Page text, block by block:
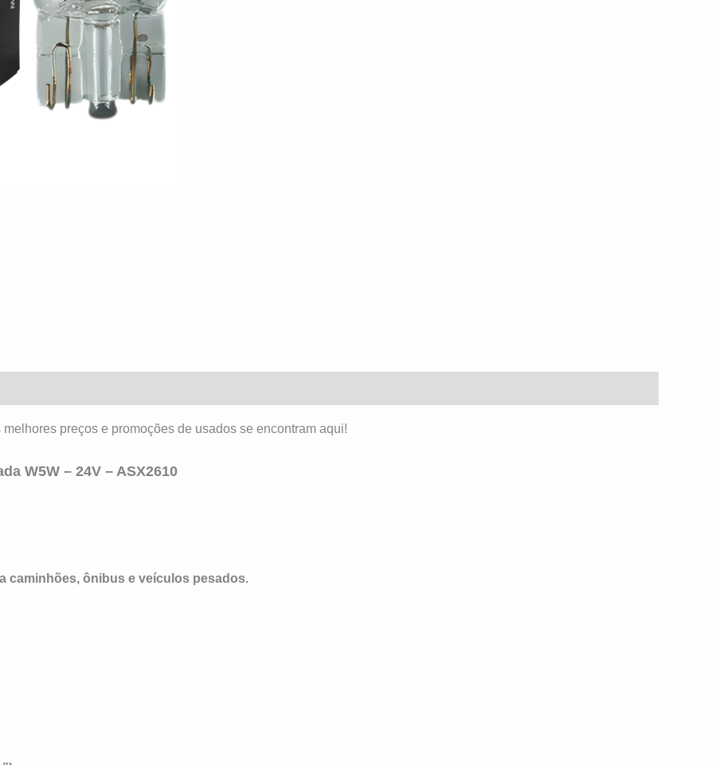
preços e promoções de usados se encontram aqui!
W5W – 24V – ASX2610
caminhões, ônibus e veículos pesados.